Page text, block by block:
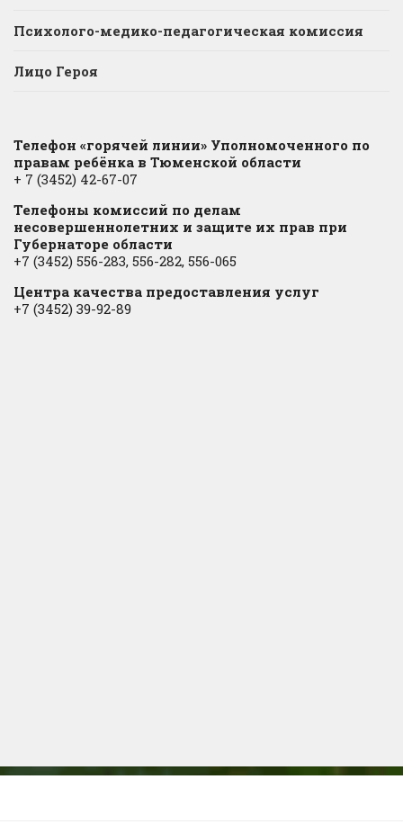
Психолого-медико-педагогическая комиссия
Лицо Героя
Телефон «горячей линии» Уполномоченного по
правам ребёнка в Тюменской области
+ 7 (3452) 42-67-07
Телефоны комиссий по делам
несовершеннолетних и защите их прав при
Губернаторе области
+7 (3452) 556-283, 556-282, 556-065
Центра качества предоставления услуг
+7 (3452) 39-92-89